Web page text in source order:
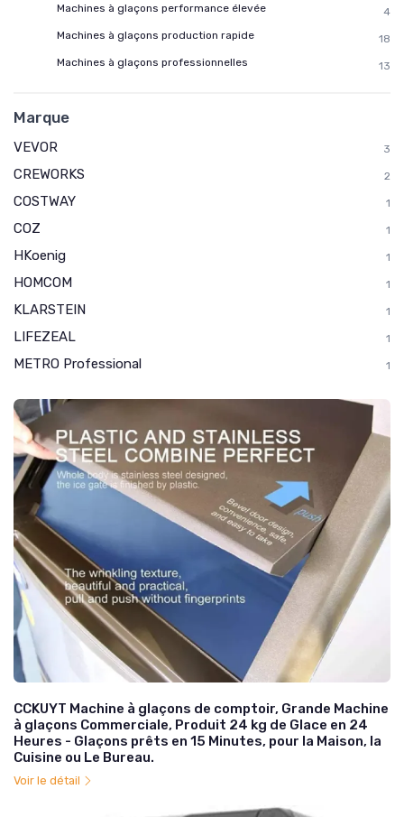
Machines à glaçons performance élevée
4
Machines à glaçons production rapide
18
Machines à glaçons professionnelles
13
Marque
VEVOR 3
CREWORKS 2
COSTWAY 1
COZ 1
HKoenig 1
HOMCOM 1
KLARSTEIN 1
LIFEZEAL 1
METRO Professional 1
CCKUYT Machine à glaçons de comptoir, Grande Machine
à glaçons Commerciale, Produit 24 kg de Glace en 24
Heures - Glaçons prêts en 15 Minutes, pour la Maison, la
Cuisine ou Le Bureau.
Voir le détail